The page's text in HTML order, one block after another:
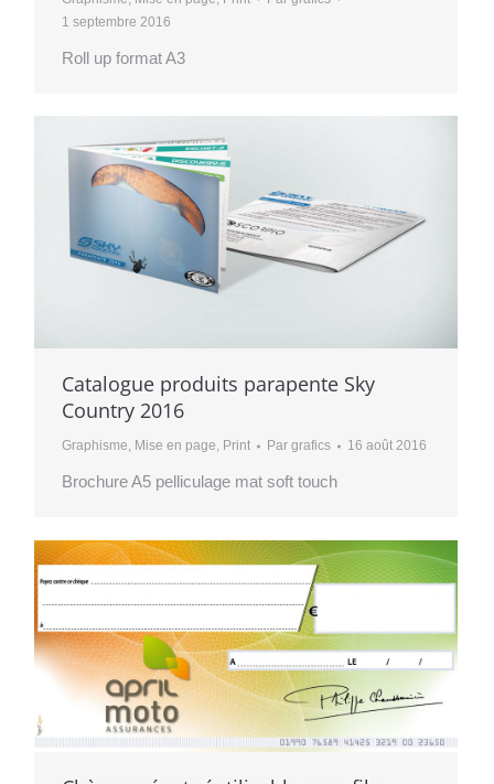
1 septembre 2016
Roll up format A3
Catalogue produits parapente Sky
Country 2016
Graphisme, Mise en page, Print Pargrafics 16 août 2016
Brochure A5 pelliculage mat soft touch